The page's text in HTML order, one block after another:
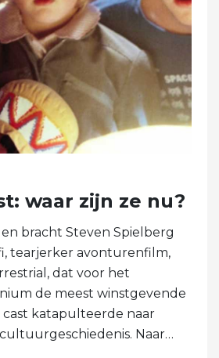
waar zijn ze nu?
bracht Steven Spielberg
tearjerker avonturenfilm,
dat voor het
de meest winstgevende
katapulteerde naar
Naar…